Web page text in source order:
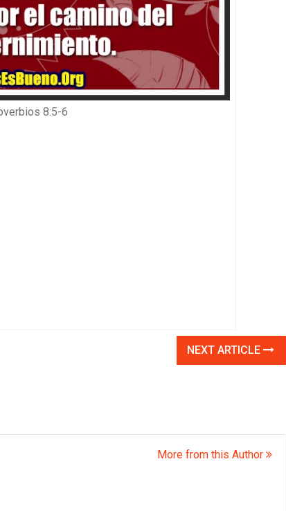
8:5-6
NEXT ARTICLE
More from this Author